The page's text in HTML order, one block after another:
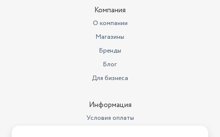
Компания
О компании
Магазины
Бренды
Блог
Для бизнеса
Информация
Условия оплаты